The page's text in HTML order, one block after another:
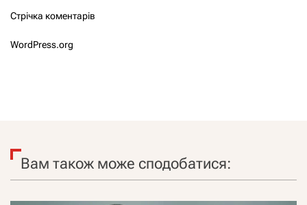
Стрічка коментарів
WordPress.org
Вам також може сподобатися: